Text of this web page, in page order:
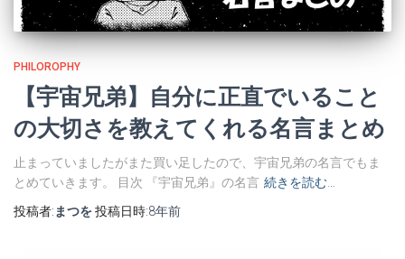
PHILOROPHY
【宇宙兄弟】自分に正直でいること
の大切さを教えてくれる名言まとめ
止まっていましたがまた買い足したので、宇宙兄弟の名言でもま
とめていきます。 目次 『宇宙兄弟』の名言 続きを読む…
投稿者:まつを投稿日時:8年前